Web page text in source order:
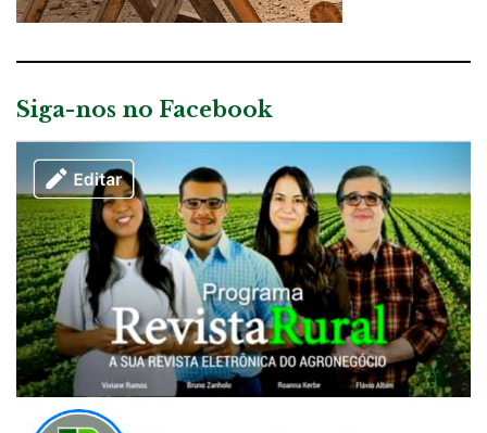
Siga-nos no Facebook